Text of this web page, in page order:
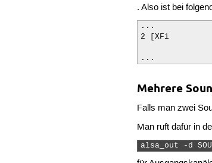
. Also ist bei
...
2 [XFi
...
Mehrere
Falls man zwei
Man ruft dafür in
alsa_out -d